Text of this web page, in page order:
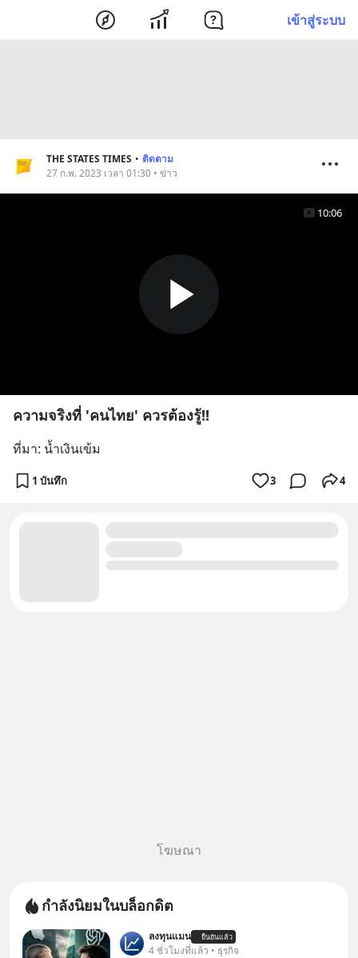
เข้าสู่ระบบ
THE STATES TIMES • ติดตาม
27 ก.พ. 2023 เวลา 01:30 • ข่าว
10:06
ความจริงที่ 'คนไทย' ควรต้องรู้!!
ที่มา: น้ำเงินเข้ม
1 บันทึก 3 4
โฆษณา
กำลังนิยมในบล็อกดิต
ลงทุนแมน ยืนยันแล้ว
4 ชั่วโมงที่แล้ว • ธุรกิจ